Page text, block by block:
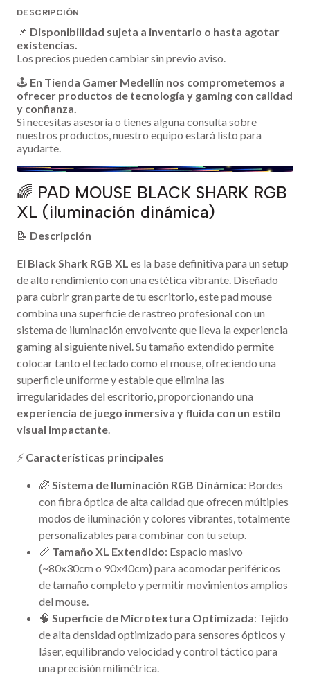
DESCRIPCIÓN
📌 Disponibilidad sujeta a inventario o hasta agotar
existencias.
Los precios pueden cambiar sin previo aviso.
🕹️ En Tienda Gamer Medellín nos comprometemos a
ofrecer productos de tecnología y gaming con calidad
y confianza.
Si necesitas asesoría o tienes alguna consulta sobre
nuestros productos, nuestro equipo estará listo para
ayudarte.
🌈 PAD MOUSE BLACK SHARK RGB
XL (iluminación dinámica)
📝 Descripción
El Black Shark RGB XL es la base definitiva para un setup
de alto rendimiento con una estética vibrante. Diseñado
para cubrir gran parte de tu escritorio, este pad mouse
combina una superficie de rastreo profesional con un
sistema de iluminación envolvente que lleva la experiencia
gaming al siguiente nivel. Su tamaño extendido permite
colocar tanto el teclado como el mouse, ofreciendo una
superficie uniforme y estable que elimina las
irregularidades del escritorio, proporcionando una
experiencia de juego inmersiva y fluida con un estilo
visual impactante.
⚡ Características principales
🌈 Sistema de Iluminación RGB Dinámica: Bordes
con fibra óptica de alta calidad que ofrecen múltiples
modos de iluminación y colores vibrantes, totalmente
personalizables para combinar con tu setup.
📏 Tamaño XL Extendido: Espacio masivo
(~80x30cm o 90x40cm) para acomodar periféricos
de tamaño completo y permitir movimientos amplios
del mouse.
🧠 Superficie de Microtextura Optimizada: Tejido
de alta densidad optimizado para sensores ópticos y
láser, equilibrando velocidad y control táctico para
una precisión milimétrica.